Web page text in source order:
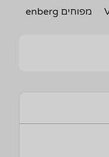
מפוחים Rosenberg